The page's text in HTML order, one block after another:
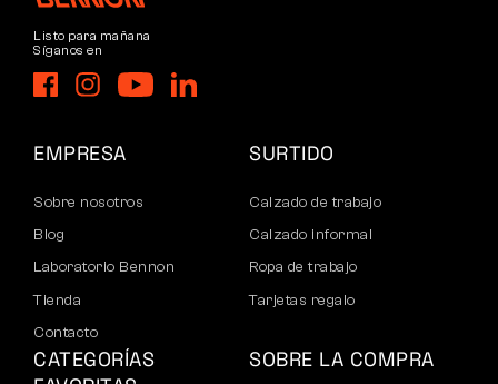
Listo para mañana
Síganos en
EMPRESA
Sobre nosotros
Blog
Laboratorio Bennon
Tienda
Contacto
SURTIDO
Calzado de trabajo
Calzado informal
Ropa de trabajo
Tarjetas regalo
CATEGORÍAS
SOBRE LA COMPRA